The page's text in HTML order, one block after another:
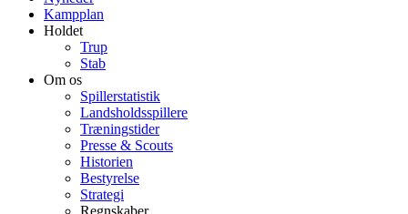
Kampplan
Holdet
Trup
Stab
Om os
Spillerstatistik
Landsholdsspillere
Træningstider
Presse & Scouts
Historien
Bestyrelse
Strategi
Regnskaber